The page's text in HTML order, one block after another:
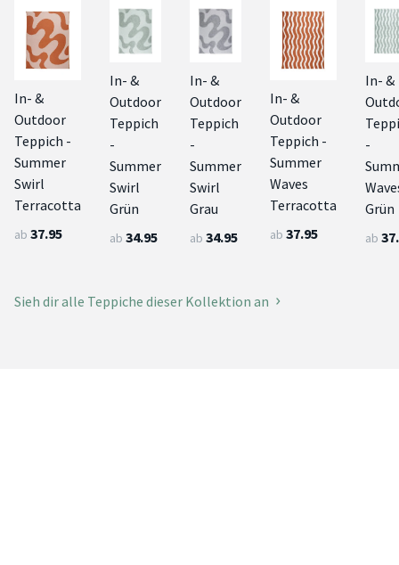
In- &
Outdoor
Teppich -
Summer
Swirl
Terracotta
ab 37.95
In- &
Outdoor
Teppich
-
Summer
Swirl
Grün
ab 34.95
In- &
Outdoor
Teppich
-
Summer
Swirl
Grau
ab 34.95
In- &
Outdoor
Teppich -
Summer
Waves
Terracotta
ab 37.95
In- &
-
Grün
ab
Sieh dir alle Teppiche dieser Kollektion an